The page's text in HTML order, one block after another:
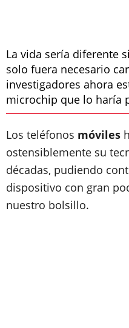
La vida sería diferente
solo fuera necesario
investigadores ahora
microchip que lo haría
Los teléfonos móviles
ostensiblemente su
décadas, pudiendo
dispositivo con gran
nuestro bolsillo.